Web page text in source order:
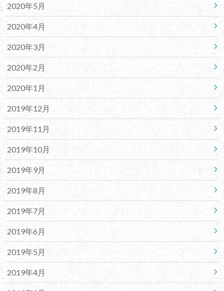
2020年5月
2020年4月
2020年3月
2020年2月
2020年1月
2019年12月
2019年11月
2019年10月
2019年9月
2019年8月
2019年7月
2019年6月
2019年5月
2019年4月